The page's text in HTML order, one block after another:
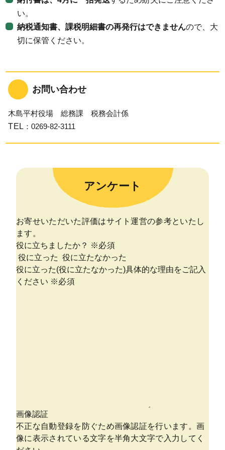
い。
納税通知書、課税明細書の再発行はできませんので、大
切に保管ください。
お問い合わせ
木島平村役場 総務課 税務会計係
TEL ：0269-82-3111
アンケート